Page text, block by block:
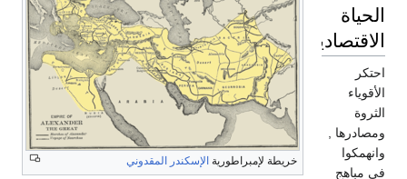
خريطة لإمبراطورية الإسكندر المقدوني
الحياة
الاقتصادية
احتكر
الأقوياء
الثروة
ومصادرها ,
وانهمكوا
في مباهج